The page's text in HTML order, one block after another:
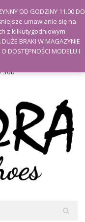
Sob
OD GODZINY 11.00 DO
umawianie się na
z kilkutygodniowym
BRAKI W MAGAZYNIE
DOSTĘPNOŚCI MODELU I